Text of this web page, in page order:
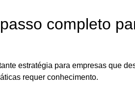
completo
estratégia para empresas que
requer conhecimento.